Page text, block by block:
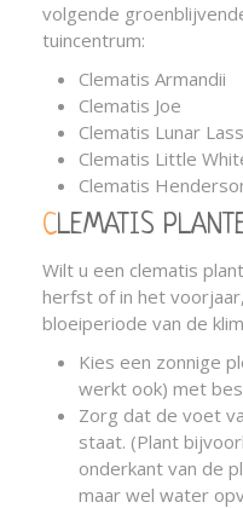
volgende
tuincentrum:
Clematis Armandii
Clematis Joe
Clematis Lunar Lass
Clematis Little
Clematis
CLEMATIS
Wilt u een clematis
herfst of in het
bloeiperiode van de
Kies een zonnige
werkt ook) met
Zorg dat de voet
staat. (Plant
onderkant van de
maar wel water